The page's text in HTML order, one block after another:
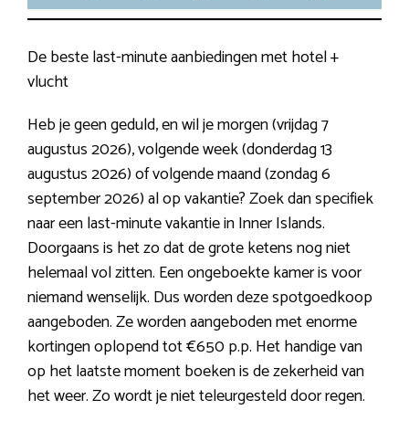
De beste last-minute aanbiedingen met hotel +
vlucht
Heb je geen geduld, en wil je morgen (vrijdag 7
augustus 2026), volgende week (donderdag 13
augustus 2026) of volgende maand (zondag 6
september 2026) al op vakantie? Zoek dan specifiek
naar een last-minute vakantie in Inner Islands.
Doorgaans is het zo dat de grote ketens nog niet
helemaal vol zitten. Een ongeboekte kamer is voor
niemand wenselijk. Dus worden deze spotgoedkoop
aangeboden. Ze worden aangeboden met enorme
kortingen oplopend tot €650 p.p. Het handige van
op het laatste moment boeken is de zekerheid van
het weer. Zo wordt je niet teleurgesteld door regen.